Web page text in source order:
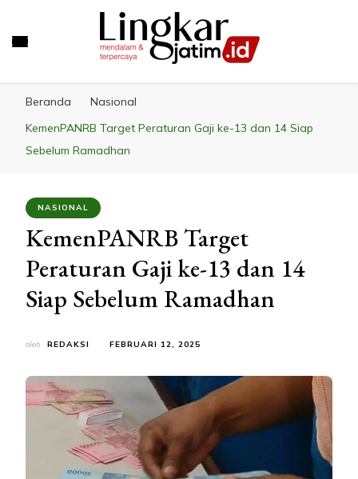
Beranda
Nasional
KemenPANRB Target Peraturan Gaji ke-13 dan 14 Siap
Sebelum Ramadhan
NASIONAL
KemenPANRB Target
Peraturan Gaji ke-13 dan 14
Siap Sebelum Ramadhan
oleh REDAKSI FEBRUARI 12, 2025